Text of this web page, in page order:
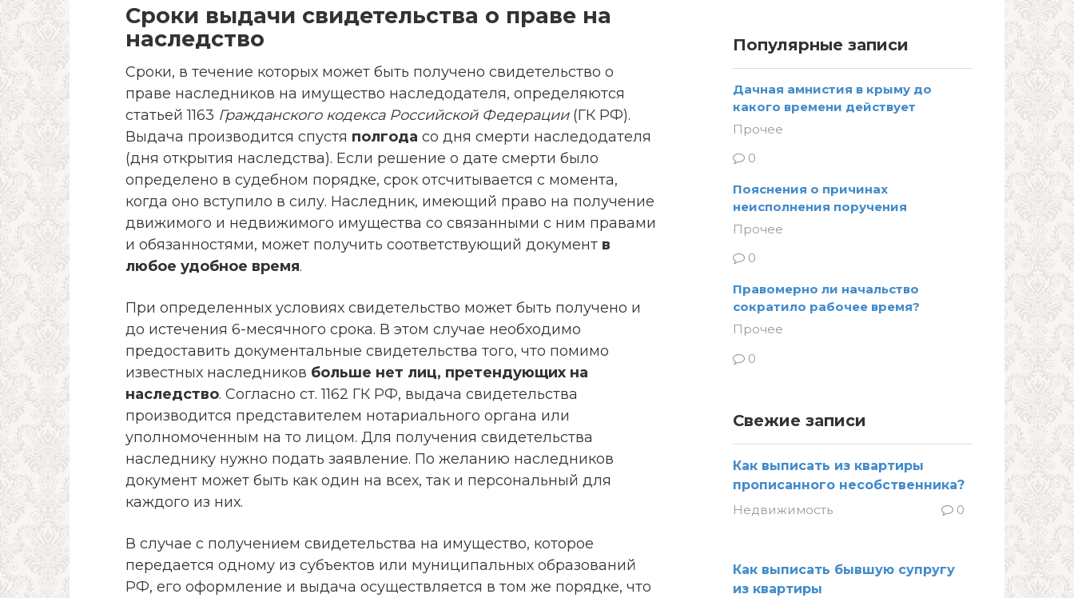
Сроки выдачи свидетельства о праве на
наследство
Сроки, в течение которых может быть получено свидетельство о
праве наследников на имущество наследодателя, определяются
статьей 1163 Гражданского кодекса Российской Федерации(ГК РФ).
Выдача производится спустя полгода со дня смерти наследодателя
(дня открытия наследства). Если решение о дате смерти было
определено в судебном порядке, срок отсчитывается с момента,
когда оно вступило в силу. Наследник, имеющий право на получение
движимого и недвижимого имущества со связанными с ним правами
и обязанностями, может получить соответствующий документ в
любое удобное время.
При определенных условиях свидетельство может быть получено и
до истечения 6-месячного срока. В этом случае необходимо
предоставить документальные свидетельства того, что помимо
известных наследников больше нет лиц, претендующих на
наследство. Согласно ст. 1162 ГК РФ, выдача свидетельства
производится представителем нотариального органа или
уполномоченным на то лицом. Для получения свидетельства
наследнику нужно подать заявление. По желанию наследников
документ может быть как один на всех, так и персональный для
каждого из них.
В случае с получением свидетельства на имущество, которое
передается одному из субъектов или муниципальных образований
РФ, его оформление и выдача осуществляется в том же порядке, что
Популярные записи
Дачная амнистия в крыму до
какого времени действует
Прочее
0
Пояснения о причинах
неисполнения поручения
Прочее
0
Правомерно ли начальство
сократило рабочее время?
Прочее
0
Свежие записи
Как выписать из квартиры
прописанного несобственника?
Недвижимость
0
Как выписать бывшую супругу
из квартиры